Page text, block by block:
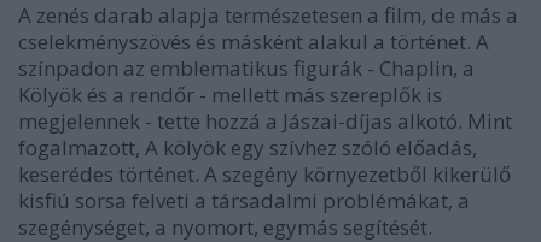
A zenés darab alapja természetesen a film, de más a
cselekményszövés és másként alakul a történet. A
színpadon az emblematikus figurák - Chaplin, a
Kölyök és a rendőr - mellett más szereplők is
megjelennek - tette hozzá a Jászai-díjas alkotó. Mint
fogalmazott, A kölyök egy szívhez szóló előadás,
keserédes történet. A szegény környezetből kikerülő
kisfiú sorsa felveti a társadalmi problémákat, a
szegénységet, a nyomort, egymás segítését.